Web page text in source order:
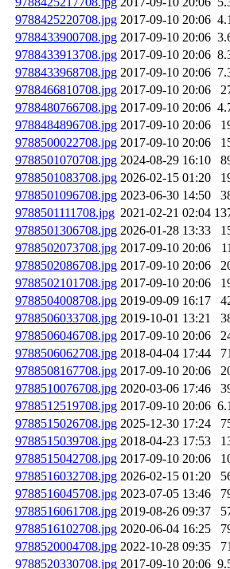
9788425220708.jpg 2017-09-10 20:06
9788433900708.jpg 2017-09-10 20:06
9788433913708.jpg 2017-09-10 20:06
9788433968708.jpg 2017-09-10 20:06
9788466810708.jpg 2017-09-10 20:06
9788480766708.jpg 2017-09-10 20:06
9788484896708.jpg 2017-09-10 20:06
9788500022708.jpg 2017-09-10 20:06
9788501070708.jpg 2024-08-29 16:10
9788501083708.jpg 2026-02-15 01:20
9788501096708.jpg 2023-06-30 14:50
9788501111708.jpg 2021-02-21 02:04
9788501306708.jpg 2026-01-28 13:33
9788502073708.jpg 2017-09-10 20:06
9788502086708.jpg 2017-09-10 20:06
9788502101708.jpg 2017-09-10 20:06
9788504008708.jpg 2019-09-09 16:17
9788506033708.jpg 2019-10-01 13:21
9788506046708.jpg 2017-09-10 20:06
9788506062708.jpg 2018-04-04 17:44
9788508167708.jpg 2017-09-10 20:06
9788510076708.jpg 2020-03-06 17:46
9788512519708.jpg 2017-09-10 20:06
9788515026708.jpg 2025-12-30 17:24
9788515039708.jpg 2018-04-23 17:53
9788515042708.jpg 2017-09-10 20:06
9788516032708.jpg 2026-02-15 01:20
9788516045708.jpg 2023-07-05 13:46
9788516061708.jpg 2019-08-26 09:37
9788516102708.jpg 2020-06-04 16:25
9788520004708.jpg 2022-10-28 09:35
9788520330708.jpg 2017-09-10 20:06